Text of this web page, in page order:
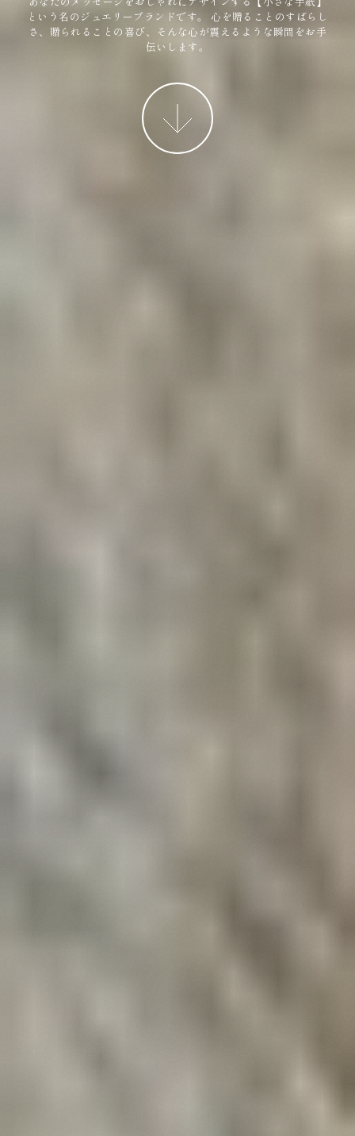
という名のジュエリーブランドです。
心を贈ることのすばらし
さ、贈られることの喜び、そんな心が震えるような瞬間をお手
伝いします。